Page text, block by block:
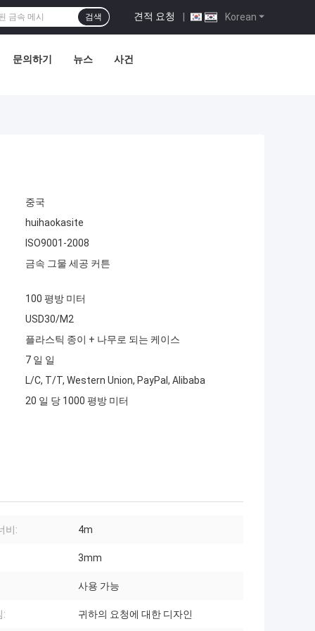
Korean
견적 요청 |
검색
문의하기 뉴스 사건
중국
huihaokasite
ISO9001-2008
금속 그물 세공 커튼
100 평방 미터
USD30/M2
플라스틱 종이 + 나무로 되는 케이스
7 일 일
L/C, T/T, Western Union, PayPal, Alibaba
20 일 당 1000 평방 미터
비: 4m
3mm
사용 가능
: 귀하의 요청에 대한 디자인